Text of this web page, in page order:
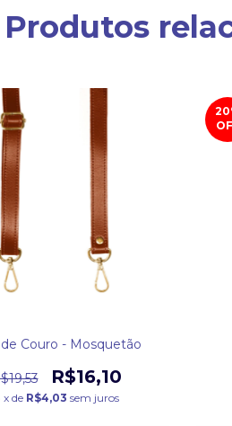
Produtos
Couro - Mosquetão
R$16,10
x de R$4,03 sem juros
20